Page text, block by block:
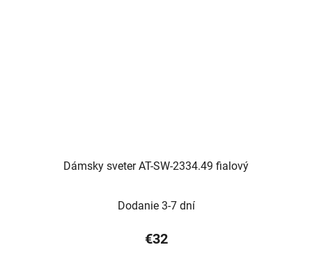
Dámsky sveter AT-SW-2334.49 fialový
Dodanie 3-7 dní
€32